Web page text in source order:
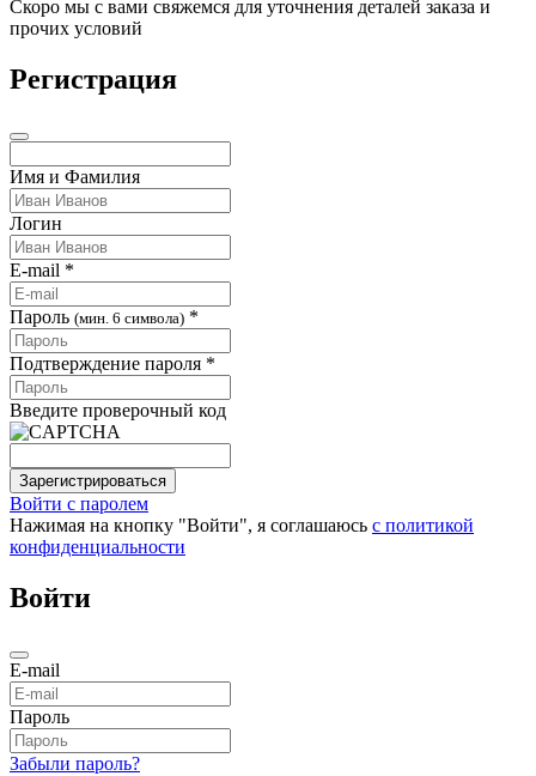
Скоро мы с вами свяжемся для уточнения деталей заказа и
прочих условий
Регистрация
Имя и Фамилия
Логин
E-mail *
Пароль (мин. 6 символа) *
Подтверждение пароля *
Введите проверочный код
Зарегистрироваться
Войти с паролем
Нажимая на кнопку "Войти", я соглашаюсь с политикой
конфиденциальности
Войти
E-mail
Пароль
Забыли пароль?